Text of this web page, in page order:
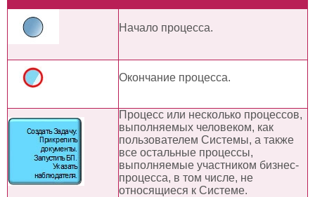
Начало процесса.
Окончание процесса.
Процесс или несколько процессов,
выполняемых человеком, как
пользователем Системы, а также
все остальные процессы,
выполняемые участником бизнес-
процесса, в том числе, не
относящиеся к Системе.